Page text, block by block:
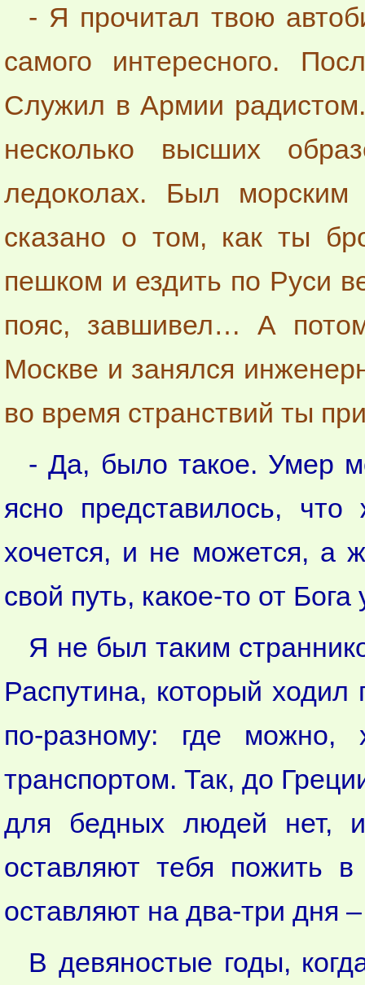
- Я прочитал твою
самого интересного.
Служил в Армии
несколько высших
ледоколах. Был
сказано о том, как ты
пешком и ездить по Руси
пояс, завшивел… А
Москве и занялся
во время странствий ты
- Да, было такое. Умер
ясно представилось,
хочется, и не можется, а
свой путь, какое-то от
Я не был таким
Распутина, который
по-разному: где можно,
транспортом. Так, до
для бедных людей нет,
оставляют тебя пожить
оставляют на два-три дня
В девяностые годы,